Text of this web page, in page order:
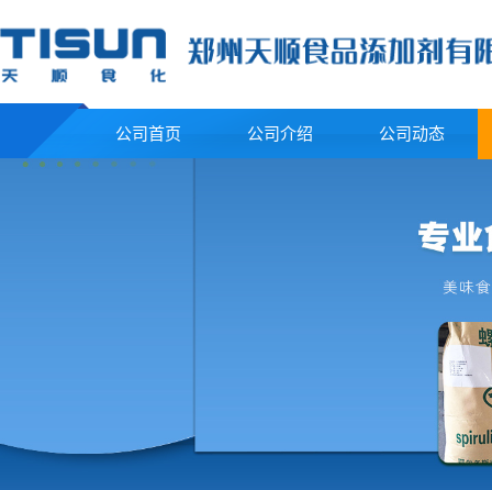
公司首页 公司介绍 公司动态